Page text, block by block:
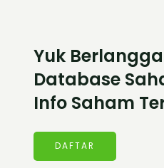
Yuk
Database
Info Saham
DAFTAR